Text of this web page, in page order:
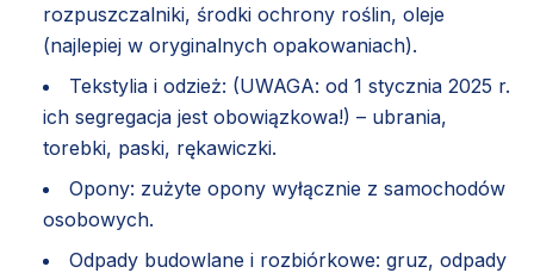
rozpuszczalniki, środki ochrony roślin, oleje
(najlepiej w oryginalnych opakowaniach).
Tekstylia i odzież: (UWAGA: od 1 stycznia 2025 r.
ich segregacja jest obowiązkowa!) – ubrania,
torebki, paski, rękawiczki.
Opony: zużyte opony wyłącznie z samochodów
osobowych.
Odpady budowlane i rozbiórkowe: gruz, odpady